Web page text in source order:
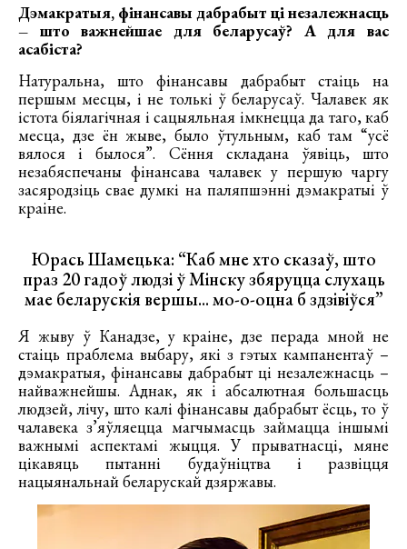
Дэмакратыя, фінансавы дабрабыт ці незалежнасць
– што важнейшае для беларусаў? А для вас
асабіста?
Натуральна, што фінансавы дабрабыт стаіць на
першым месцы, і не толькі ў беларусаў. Чалавек як
істота біялагічная і сацыяльная імкнецца да таго, каб
месца, дзе ён жыве, было ўтульным, каб там “усё
вялося і былося”. Сёння складана ўявіць, што
незабяспечаны фінансава чалавек у першую чаргу
засяродзіць свае думкі на паляпшэнні дэмакратыі ў
краіне.
Юрась Шамецька: “Каб мне хто сказаў, што
праз 20 гадоў людзі ў Мінску збяруцца слухаць
мае беларускія вершы... мо-о-оцна б здзівіўся”
Я жыву ў Канадзе, у краіне, дзе перада мной не
стаіць праблема выбару, які з гэтых кампанентаў –
дэмакратыя, фінансавы дабрабыт ці незалежнасць –
найважнейшы. Аднак, як і абсалютная большасць
людзей, лічу, што калі фінансавы дабрабыт ёсць, то ў
чалавека з’яўляецца магчымасць займацца іншымі
важнымі аспектамі жыцця. У прыватнасці, мяне
цікавяць пытанні будаўніцтва і развіцця
нацыянальнай беларускай дзяржавы.